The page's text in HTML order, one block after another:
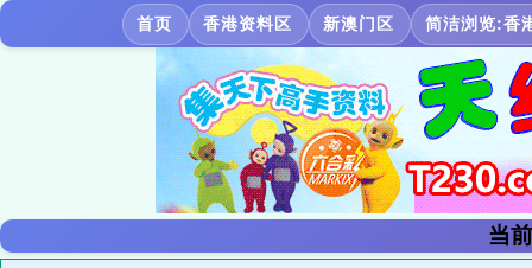
首页 香港资料区 新澳门区 简洁浏览:香
当